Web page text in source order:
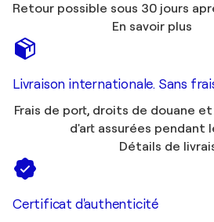
Retour possible sous 30 jours
En savoir plus
Livraison internationale. Sans
Frais de port, droits de douane
d'art assurées pendant
Détails de
Certificat d'authenticité